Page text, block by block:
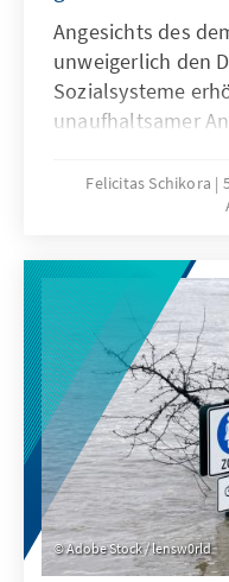
Angesichts des
unweigerlich den
Sozialsysteme
unaufhaltsamer
entschlossen mit
wird. Vor allem
überproportional
stehen unter
einer gezielten
direkt innerhalb
Umwege. Ein
signifikant
Reform
sinnvoll,
Felicitas Schikora
Adobe Stock / lensw0rld